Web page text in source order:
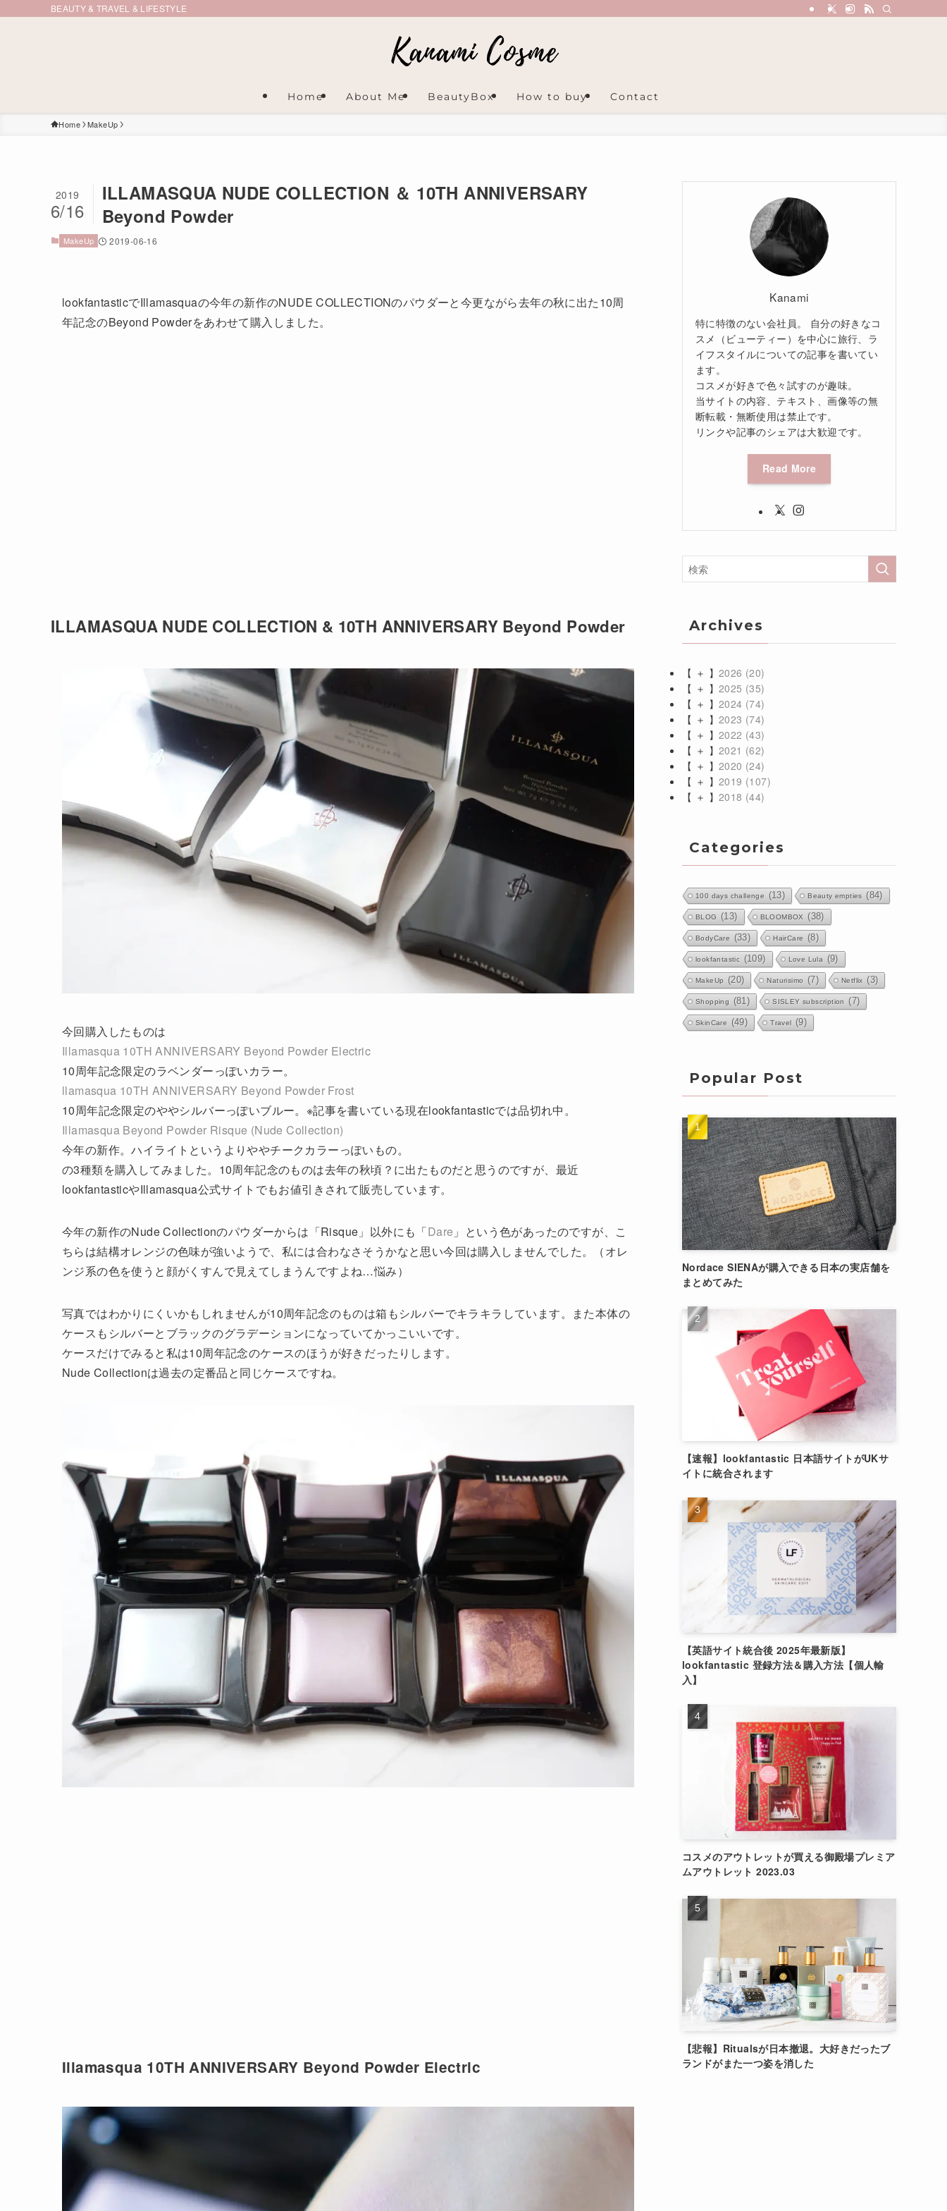
BEAUTY & TRAVEL & LIFESTYLE
Home About Me BeautyBox How to buy Contact
Home MakeUp
ILLAMASQUA NUDE COLLECTION ＆ 10TH ANNIVERSARY
Beyond Powder
2019
6/16
MakeUp 2019-06-16
lookfantasticでIllamasquaの今年の新作のNUDE COLLECTIONのパウダーと今更ながら去年の秋に出た10周
年記念のBeyond Powderをあわせて購入しました。
ILLAMASQUA NUDE COLLECTION & 10TH ANNIVERSARY Beyond Powder
今回購入したものは
Illamasqua 10TH ANNIVERSARY Beyond Powder Electric
10周年記念限定のラベンダーっぽいカラー。
llamasqua 10TH ANNIVERSARY Beyond Powder Frost
10周年記念限定のややシルバーっぽいブルー。※記事を書いている現在lookfantasticでは品切れ中。
Illamasqua Beyond Powder Risque (Nude Collection)
今年の新作。ハイライトというよりややチークカラーっぽいもの。
の3種類を購入してみました。10周年記念のものは去年の秋頃？に出たものだと思うのですが、最近
lookfantasticやIllamasqua公式サイトでもお値引きされて販売しています。
今年の新作のNude Collectionのパウダーからは「Risque」以外にも「Dare 」という色があったのですが、こ
ちらは結構オレンジの色味が強いようで、私には合わなさそうかなと思い今回は購入しませんでした。（オレ
ンジ系の色を使うと顔がくすんで見えてしまうんですよね…悩み）
写真ではわかりにくいかもしれませんが10周年記念のものは箱もシルバーでキラキラしています。また本体の
ケースもシルバーとブラックのグラデーションになっていてかっこいいです。
ケースだけでみると私は10周年記念のケースのほうが好きだったりします。
Nude Collectionは過去の定番品と同じケースですね。
Illamasqua 10TH ANNIVERSARY Beyond Powder Electric
Kanami
特に特徴のない会社員。 自分の好きなコ
スメ（ビューティー）を中心に旅行、ラ
イフスタイルについての記事を書いてい
ます。
コスメが好きで色々試すのが趣味。
当サイトの内容、テキスト、画像等の無
断転載・無断使用は禁止です。
リンクや記事のシェアは大歓迎です。
Read More
Archives
【 ＋ 】 2026 (20)
【 ＋ 】 2025 (35)
【 ＋ 】 2024 (74)
【 ＋ 】 2023 (74)
【 ＋ 】 2022 (43)
【 ＋ 】 2021 (62)
【 ＋ 】 2020 (24)
【 ＋ 】 2019 (107)
【 ＋ 】 2018 (44)
Categories
100 days challenge (13) Beauty empties (84)
BLOG (13) BLOOMBOX (38)
BodyCare (33) HairCare (8)
lookfantastic (109) Love Lula (9)
MakeUp (20) Naturisimo (7) Netflix (3)
Shopping (81) SISLEY subscription (7)
SkinCare (49) Travel (9)
Popular Post
Nordace SIENAが購入できる日本の実店舗を
まとめてみた
【速報】lookfantastic 日本語サイトがUKサ
イトに統合されます
【英語サイト統合後 2025年最新版】
lookfantastic 登録方法＆購入方法【個人輸
入】
コスメのアウトレットが買える御殿場プレミア
ムアウトレット 2023.03
【悲報】Ritualsが日本撤退。大好きだったブ
ランドがまた一つ姿を消した